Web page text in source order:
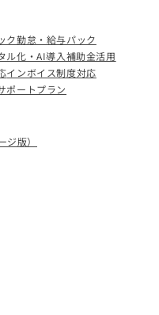
ク勤怠・給与パック
ル化・AI導入補助金活用
インボイス制度対応
ポートプラン
版）